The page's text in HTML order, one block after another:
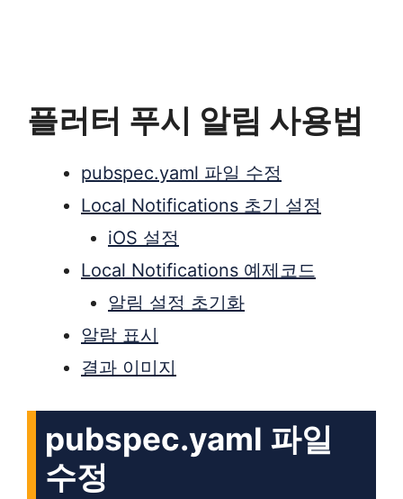
플러터 푸시 알림 사용법
pubspec.yaml 파일 수정
Local Notifications 초기 설정
iOS 설정
Local Notifications 예제코드
알림 설정 초기화
알람 표시
결과 이미지
pubspec.yaml 파일
수정